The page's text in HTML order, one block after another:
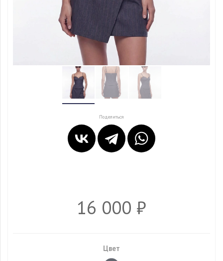
Поделиться
16 000 ₽
Цвет